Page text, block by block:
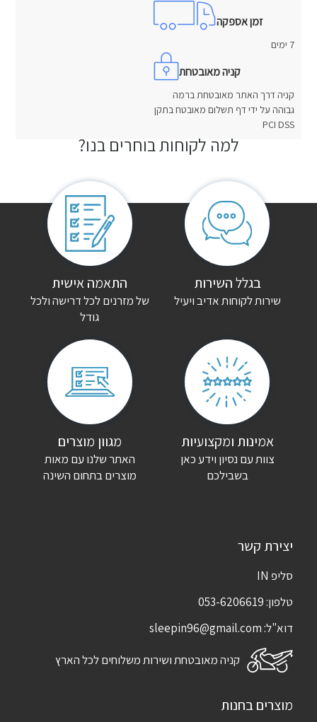
זמן אספקה
7 ימים
קניה מאובטחת
קניה דרך האתר מאובטחת ברמה
גבוהה על ידי דף תשלום מאובטח בתקן
PCI DSS
אין עדיין חוות דעת.
היה הראשון לכתוב סקירה “כורסת טלוויזיה עור מילאן”
האימייל לא יוצג באתר.
שדות החובה מסומנים
שמור בדפדפן זה את השם, האימייל והאתר שלי לפעם הבאה שאגיב.
למה לקוחות בוחרים בנו?
בגלל השירות
שירות לקוחות אדיב ויעיל
התאמה אישית
של מזרנים לכל דרישה ולכל
גודל
אמינות ומקצועיות
צוות עם נסיון וידע כאן
בשבילכם
מגוון מוצרים
האתר שלנו עם מאות
מוצרים בתחום השינה
יצירת קשר
סליפ IN
טלפון:053-6206619
דוא"ל:sleepin96@gmail.com
קניה מאובטחת ושירות משלוחים לכל הארץ
מוצרים בחנות